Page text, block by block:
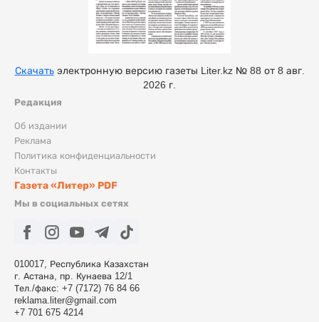
Редакция
Об издании
Реклама
Политика конфиденциальности
Контакты
Газета «Литер» PDF
Мы в социальных сетях
010017, Республика Казахстан
г. Астана, пр. Кунаева 12/1
Тел./факс: +7 (7172) 76 84 66
reklama.liter@gmail.com
+7 701 675 4214
Скачатьэлектронную версию газеты Liter.kz № 88 от 8 авг.
2026 г.